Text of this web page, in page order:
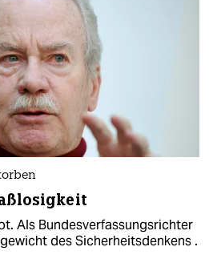
Als Bundesverfassungsrichter
des Sicherheitsdenkens .